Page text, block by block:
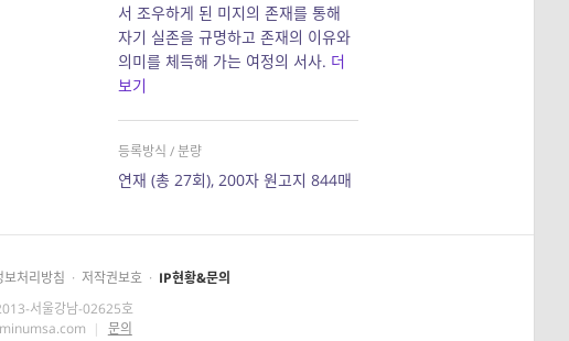
서 조우하게 된 미지의 존재를 통해
자기 실존을 규명하고 존재의 이유와
의미를 체득해 가는 여정의 서사. 더
보기
등록방식 / 분량
연재 (총 27회), 200자 원고지 844매
보처리방침 · 저작권보호 · IP현황&문의
서울강남-02625호
| 문의